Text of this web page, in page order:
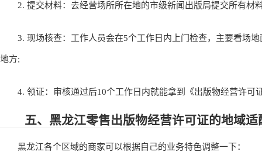
2. 提交材料：去经营场所所在地的市级新闻出版局提交所有材
3. 现场核查：工作人员会在5个工作日内上门检查，主要看场地
地方;
4. 领证：审核通过后10个工作日内就能拿到《出版物经营许可
五、黑龙江零售出版物经营许可证的地域适
黑龙江各个区域的商家可以根据自己的业务特色调整一下：